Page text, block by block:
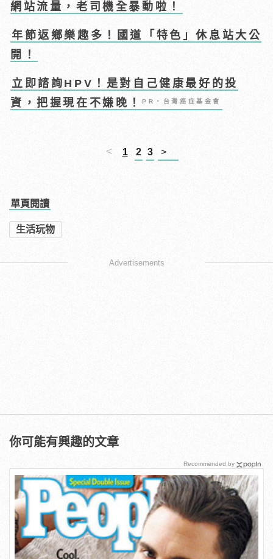
網站流量，老司機全暴動啦！
年節返鄉樂趣多！國道「特色」休息站大公
開！
立即諮詢HPV！是對自己健康最好的投
資，把握現在不嫌晚！PR・台灣癌症基金會
< 1 2 3 >
單頁閱讀
生活玩物
Advertisements
你可能有興趣的文章
Recommended by